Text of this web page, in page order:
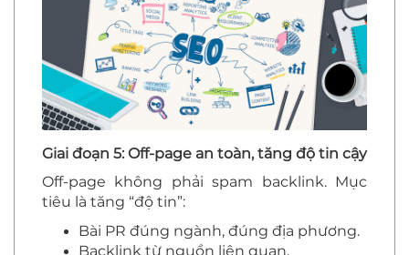
Giai đoạn 5: Off-page an toàn, tăng độ tin cậy
Off-page không phải spam backlink. Mục
tiêu là tăng “độ tin”:
Bài PR đúng ngành, đúng địa phương.
Backlink từ nguồn liên quan.